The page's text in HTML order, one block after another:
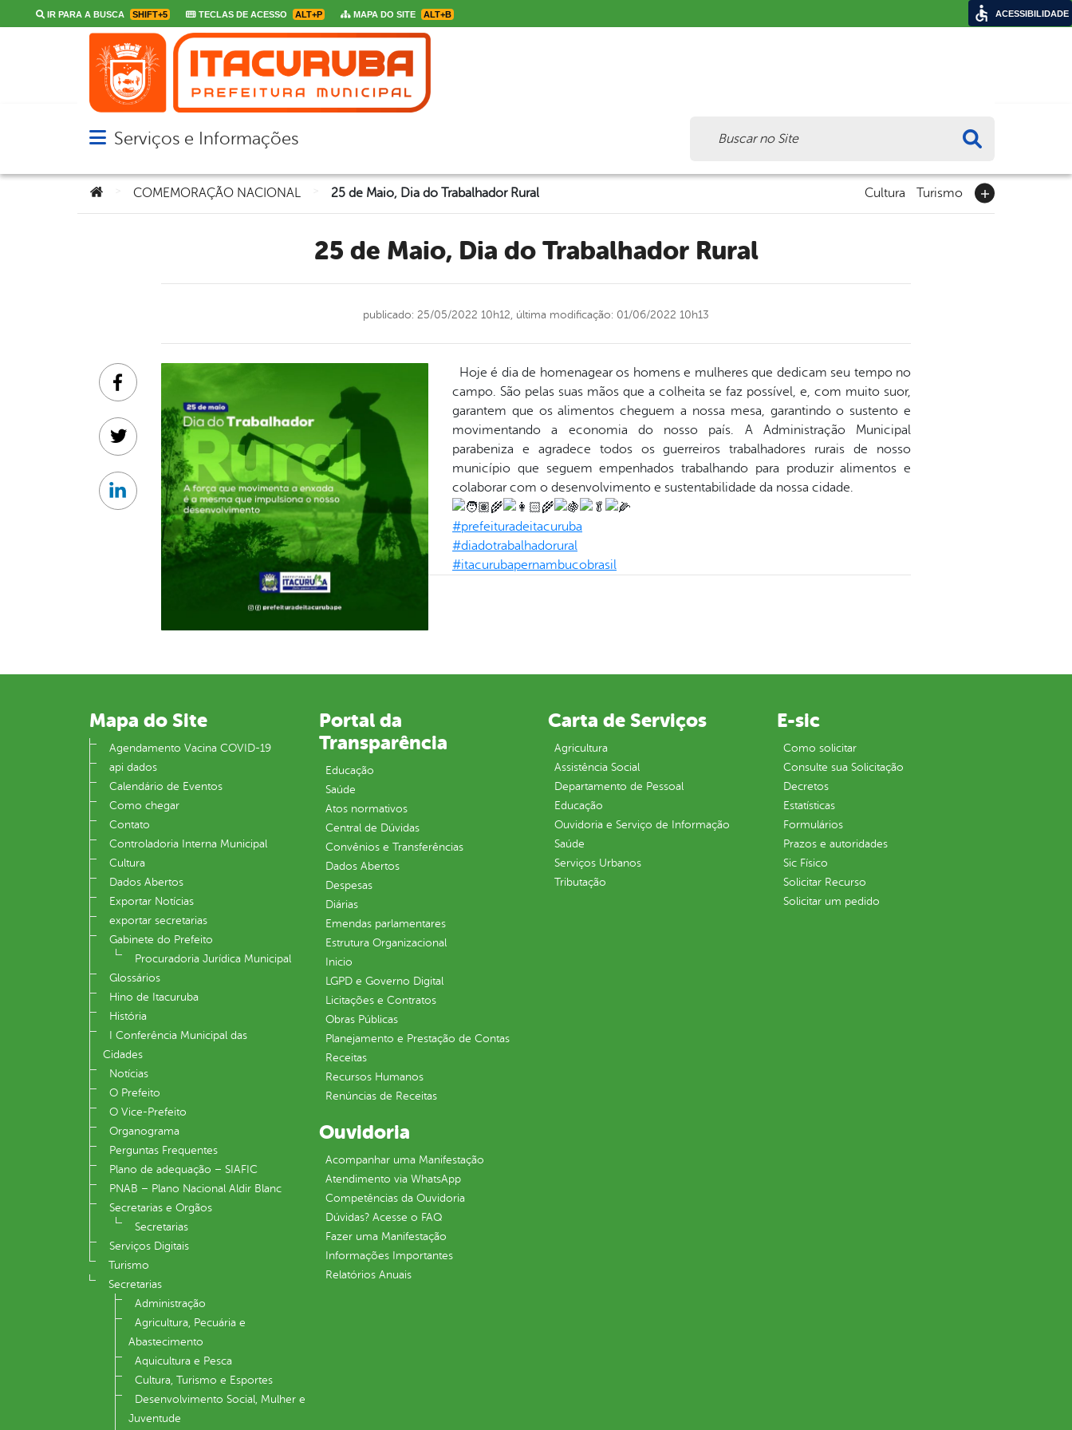
IR PARA A BUSCA SHIFT+5 TECLAS DE ACESSO ALT+P MAPA DO SITE ALT+B
Abrir menu principal de navegação
Serviços e Informações
Você está aqui:COMEMORAÇÃO NACIONAL 25 de Maio, Dia do Trabalhador Rural Cultura Turismo
25 de Maio, Dia do Trabalhador Rural
publicado: 25/05/2022 10h12, última modificação: 01/06/2022 10h13
Hoje é dia de homenagear os homens e mulheres que dedicam seu tempo no
campo. São pelas suas mãos que a colheita se faz possível, e, com muito suor,
garantem que os alimentos cheguem a nossa mesa, garantindo o sustento e
movimentando a economia do nosso país. A Administração Municipal
parabeniza e agradece todos os guerreiros trabalhadores rurais de nosso
município que seguem empenhados trabalhando para produzir alimentos e
colaborar com o desenvolvimento e sustentabilidade da nossa cidade.
#prefeituradeitacuruba
#diadotrabalhadorural
#itacurubapernambucobrasil
Facebook
Twitter
Linkedin
Mapa do Site
Agendamento Vacina COVID-19
api dados
Calendário de Eventos
Como chegar
Contato
Controladoria Interna Municipal
Cultura
Dados Abertos
Exportar Notícias
exportar secretarias
Gabinete do Prefeito
Procuradoria Jurídica Municipal
Glossários
Hino de Itacuruba
História
I Conferência Municipal das
Cidades
Notícias
O Prefeito
O Vice-Prefeito
Organograma
Perguntas Frequentes
Plano de adequação – SIAFIC
PNAB – Plano Nacional Aldir Blanc
Secretarias e Orgãos
Secretarias
Serviços Digitais
Turismo
Secretarias
Administração
Agricultura, Pecuária e
Abastecimento
Aquicultura e Pesca
Cultura, Turismo e Esportes
Desenvolvimento Social, Mulher e
Juventude
Portal da
Transparência
Educação
Saúde
Atos normativos
Central de Dúvidas
Convênios e Transferências
Dados Abertos
Despesas
Diárias
Emendas parlamentares
Estrutura Organizacional
Inicio
LGPD e Governo Digital
Licitações e Contratos
Obras Públicas
Planejamento e Prestação de Contas
Receitas
Recursos Humanos
Renúncias de Receitas
Carta de Serviços
Agricultura
Assistência Social
Departamento de Pessoal
Educação
Ouvidoria e Serviço de Informação
Saúde
Serviços Urbanos
Tributação
E-sic
Como solicitar
Consulte sua Solicitação
Decretos
Estatísticas
Formulários
Prazos e autoridades
Sic Físico
Solicitar Recurso
Solicitar um pedido
Ouvidoria
Acompanhar uma Manifestação
Atendimento via WhatsApp
Competências da Ouvidoria
Dúvidas? Acesse o FAQ
Fazer uma Manifestação
Informações Importantes
Relatórios Anuais
ACESSIBILIDADE